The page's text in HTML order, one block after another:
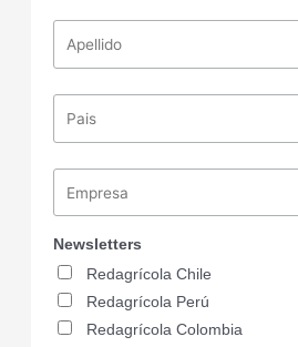
Newsletters
Redagrícola Chile
Redagrícola Perú
Redagrícola Colombia